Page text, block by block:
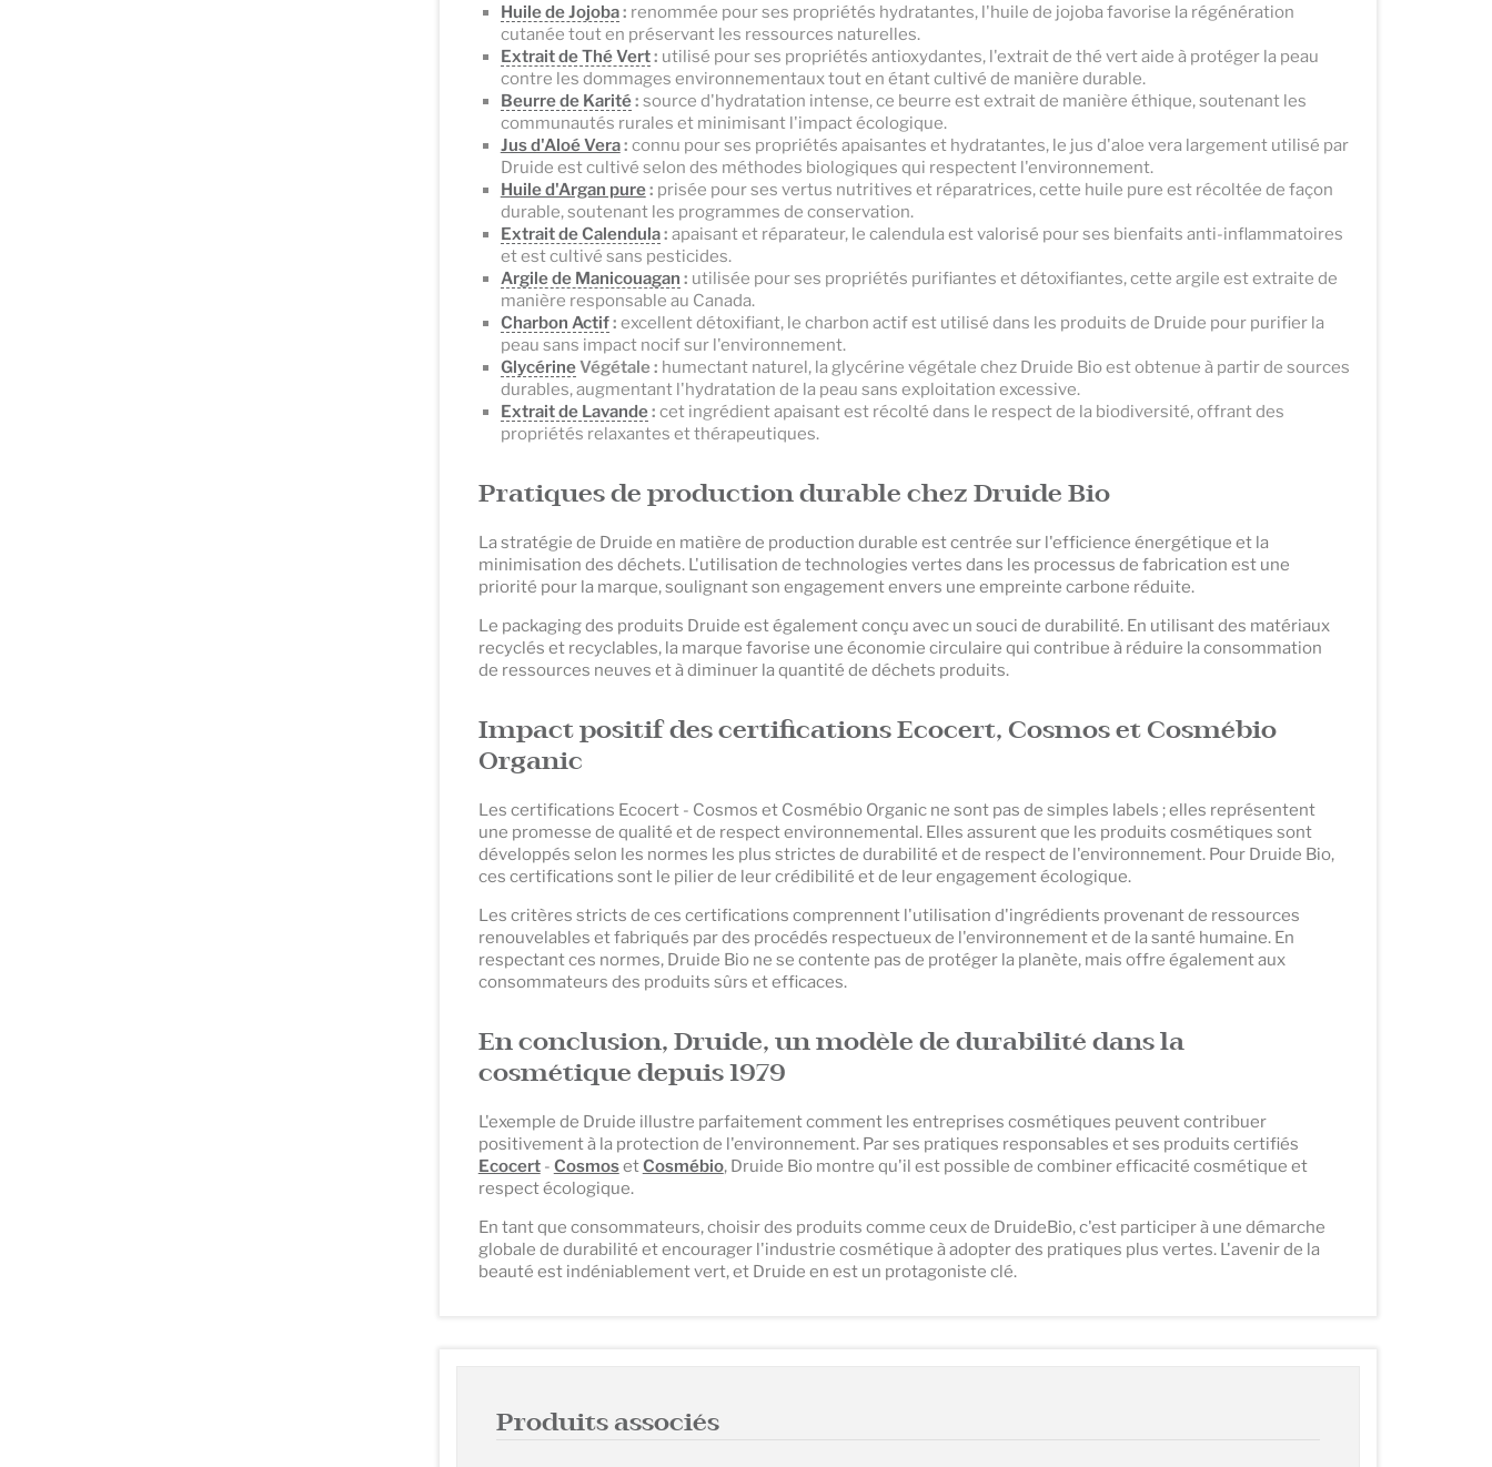
Huile de Jojoba: renommée pour ses propriétés hydratantes, l'huile de jojoba favorise la régénération
cutanée tout en préservant les ressources naturelles.
Extrait de Thé Vert: utilisé pour ses propriétés antioxydantes, l'extrait de thé vert aide à protéger la peau
contre les dommages environnementaux tout en étant cultivé de manière durable.
Beurre de Karité: source d'hydratation intense, ce beurre est extrait de manière éthique, soutenant les
communautés rurales et minimisant l'impact écologique.
Jus d'Aloé Vera: connu pour ses propriétés apaisantes et hydratantes, le jus d'aloe vera largement utilisé par
Druide est cultivé selon des méthodes biologiques qui respectent l'environnement.
Huile d'Argan pure: prisée pour ses vertus nutritives et réparatrices, cette huile pure est récoltée de façon
durable, soutenant les programmes de conservation.
Extrait de Calendula: apaisant et réparateur, le calendula est valorisé pour ses bienfaits anti-inflammatoires
et est cultivé sans pesticides.
Argile de Manicouagan : utilisée pour ses propriétés purifiantes et détoxifiantes, cette argile est extraite de
manière responsable au Canada.
Charbon Actif: excellent détoxifiant, le charbon actif est utilisé dans les produits de Druide pour purifier la
peau sans impact nocif sur l'environnement.
GlycérineVégétale : humectant naturel, la glycérine végétale chez Druide Bio est obtenue à partir de sources
durables, augmentant l'hydratation de la peau sans exploitation excessive.
Extrait de Lavande: cet ingrédient apaisant est récolté dans le respect de la biodiversité, offrant des
propriétés relaxantes et thérapeutiques.
Pratiques de production durable chez Druide Bio
La stratégie de Druide en matière de production durable est centrée sur l'efficience énergétique et la
minimisation des déchets. L'utilisation de technologies vertes dans les processus de fabrication est une
priorité pour la marque, soulignant son engagement envers une empreinte carbone réduite.
Le packaging des produits Druide est également conçu avec un souci de durabilité. En utilisant des matériaux
recyclés et recyclables, la marque favorise une économie circulaire qui contribue à réduire la consommation
de ressources neuves et à diminuer la quantité de déchets produits.
Impact positif des certifications Ecocert, Cosmos et Cosmébio
Organic
Les certifications Ecocert - Cosmos et Cosmébio Organic ne sont pas de simples labels ; elles représentent
une promesse de qualité et de respect environnemental. Elles assurent que les produits cosmétiques sont
développés selon les normes les plus strictes de durabilité et de respect de l'environnement. Pour Druide Bio,
ces certifications sont le pilier de leur crédibilité et de leur engagement écologique.
Les critères stricts de ces certifications comprennent l'utilisation d'ingrédients provenant de ressources
renouvelables et fabriqués par des procédés respectueux de l'environnement et de la santé humaine. En
respectant ces normes, Druide Bio ne se contente pas de protéger la planète, mais offre également aux
consommateurs des produits sûrs et efficaces.
En conclusion, Druide, un modèle de durabilité dans la
cosmétique depuis 1979
L'exemple de Druide illustre parfaitement comment les entreprises cosmétiques peuvent contribuer
positivement à la protection de l'environnement. Par ses pratiques responsables et ses produits certifiés
Ecocert- CosmosetCosmébio, Druide Bio montre qu'il est possible de combiner efficacité cosmétique et
respect écologique.
En tant que consommateurs, choisir des produits comme ceux de DruideBio, c'est participer à une démarche
globale de durabilité et encourager l'industrie cosmétique à adopter des pratiques plus vertes. L'avenir de la
beauté est indéniablement vert, et Druide en est un protagoniste clé.
Produits associés